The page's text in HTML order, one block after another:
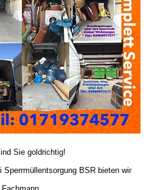
Sie goldrichtig!
BSR bieten wir